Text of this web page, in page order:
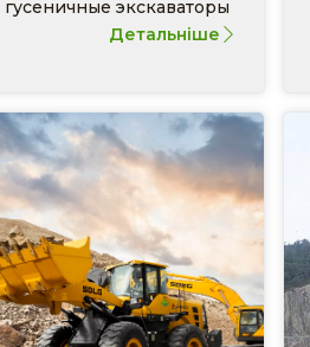
гусеничные экскаваторы
Детальніше